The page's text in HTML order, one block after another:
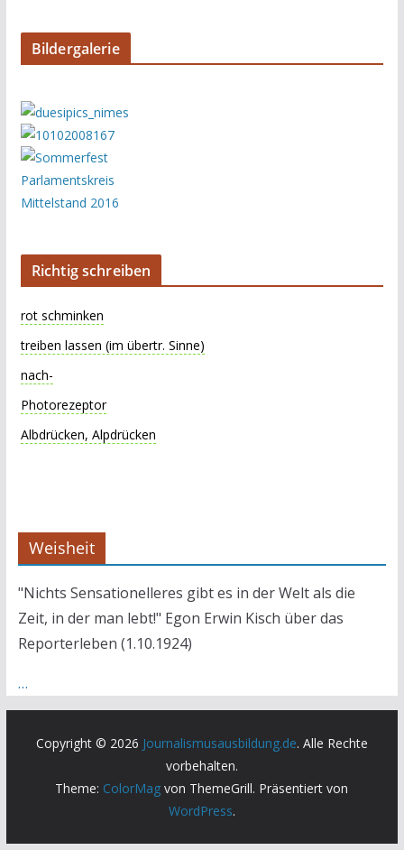
Bildergalerie
Richtig schreiben
rot schminken
treiben lassen (im übertr. Sinne)
nach-
Photorezeptor
Albdrücken, Alpdrücken
Weisheit
"Nichts Sensationelleres gibt es in der Welt als die
Zeit, in der man lebt!" Egon Erwin Kisch über das
Reporterleben (1.10.1924)
…
Copyright © 2026 Journalismusausbildung.de. Alle Rechte
vorbehalten.
Theme: ColorMag von ThemeGrill. Präsentiert von
WordPress.